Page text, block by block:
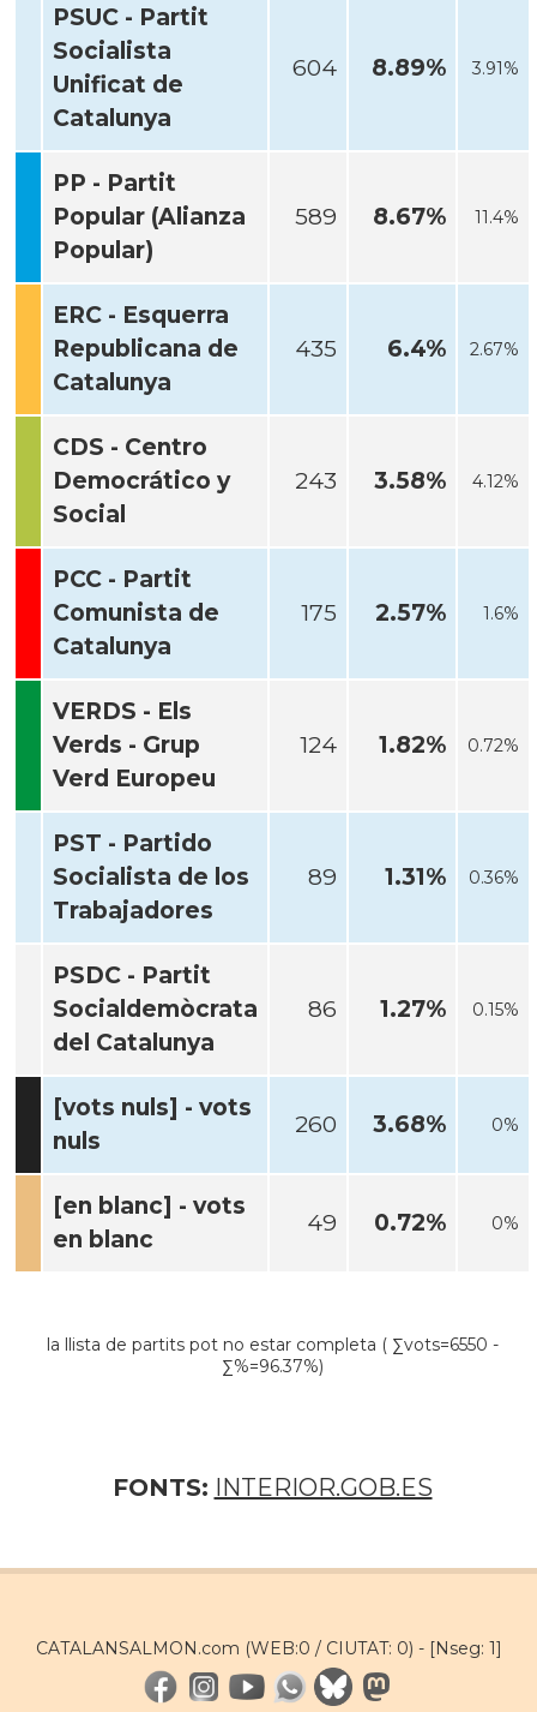
PSUC - Partit
Socialista
Unificat de
Catalunya
604 8.89% 3.91%
PP - Partit
Popular (Alianza
Popular)
589 8.67% 11.4%
ERC - Esquerra
Republicana de
Catalunya
435 6.4% 2.67%
CDS - Centro
Democrático y
Social
243 3.58% 4.12%
PCC - Partit
Comunista de
Catalunya
175 2.57% 1.6%
VERDS - Els
Verds - Grup
Verd Europeu
124 1.82% 0.72%
PST - Partido
Socialista de los
Trabajadores
89 1.31% 0.36%
PSDC - Partit
Socialdemòcrata
del Catalunya
86 1.27% 0.15%
[vots nuls] - vots
nuls
260 3.68% 0%
[en blanc] - vots
en blanc
49 0.72% 0%
la llista de partits pot no estar completa ( ∑vots=6550 -
∑%=96.37%)
FONTS: INTERIOR.GOB.ES
CATALANSALMON.com (WEB:0 / CIUTAT: 0) - [Nseg: 1]